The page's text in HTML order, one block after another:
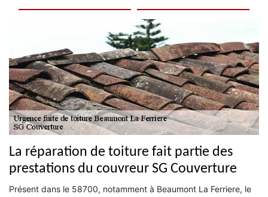
La réparation de toiture fait partie des
prestations du couvreur SG Couverture
Présent dans le 58700, notamment à Beaumont La Ferriere, le